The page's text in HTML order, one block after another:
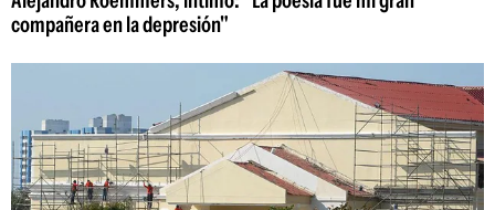
compañera en la depresión"